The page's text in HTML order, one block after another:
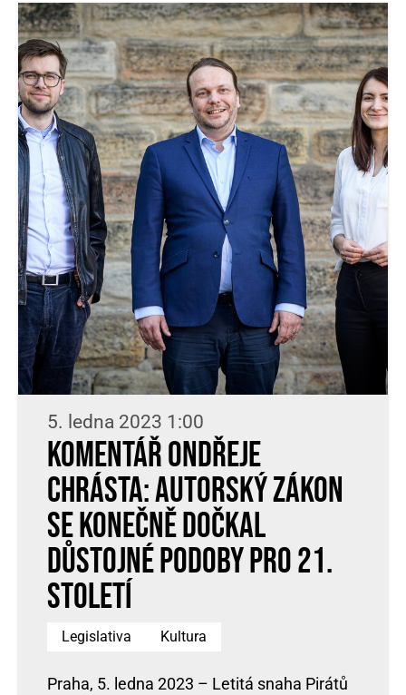
5. ledna 2023 1:00
Komentář Ondřeje
Chrásta: Autorský zákon
se konečně dočkal
důstojné podoby pro 21.
století
Legislativa Kultura
Praha, 5. ledna 2023 – Letitá snaha Pirátů